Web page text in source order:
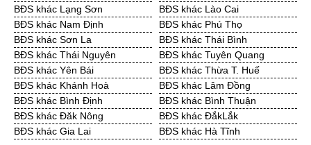
Cần Thuê Vĩnh Long
Cần Thuê Hải Dương
Cần Thuê Hưng Yên
Cần Thuê Quảng Ninh
BĐS khác Lạng Sơn
BĐS khác Lào Cai
BĐS khác Nam Định
BĐS khác Phú Thọ
BĐS khác Sơn La
BĐS khác Thái Bình
BĐS khác Thái Nguyên
BĐS khác Tuyên Quang
BĐS khác Yên Bái
BĐS khác Thừa T. Huế
BĐS khác Khánh Hoà
BĐS khác Lâm Đồng
BĐS khác Bình Định
BĐS khác Bình Thuận
BĐS khác Đăk Nông
BĐS khác ĐắkLắk
BĐS khác Gia Lai
BĐS khác Hà Tĩnh